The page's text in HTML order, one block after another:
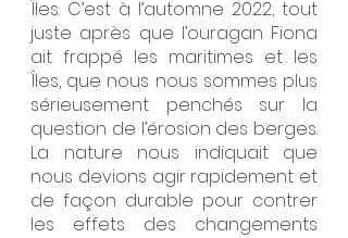
Îles. C’est à l’automne 2022, tout
juste après que l’ouragan Fiona
ait frappé les maritimes et les
Îles, que nous nous sommes plus
sérieusement penchés sur la
question de l’érosion des berges.
La nature nous indiquait que
nous devions agir rapidement et
de façon durable pour contrer
les effets des changements